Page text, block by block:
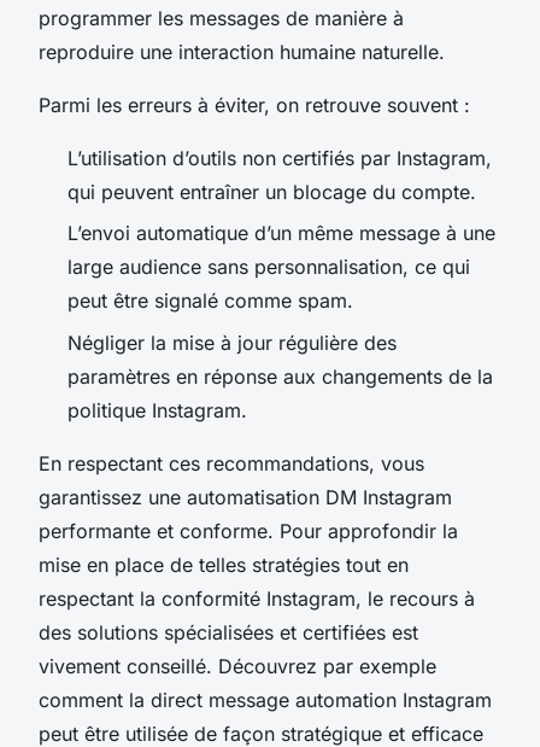
programmer les messages de manière à
reproduire une interaction humaine naturelle.
Parmi les erreurs à éviter, on retrouve souvent :
L’utilisation d’outils non certifiés par Instagram,
qui peuvent entraîner un blocage du compte.
L’envoi automatique d’un même message à une
large audience sans personnalisation, ce qui
peut être signalé comme spam.
Négliger la mise à jour régulière des
paramètres en réponse aux changements de la
politique Instagram.
En respectant ces recommandations, vous
garantissez une automatisation DM Instagram
performante et conforme. Pour approfondir la
mise en place de telles stratégies tout en
respectant la conformité Instagram, le recours à
des solutions spécialisées et certifiées est
vivement conseillé. Découvrez par exemple
comment la direct message automation Instagram
peut être utilisée de façon stratégique et efficace